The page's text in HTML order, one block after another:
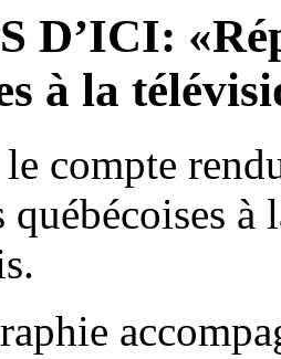
D’ICI:
à la
compte
québécoises